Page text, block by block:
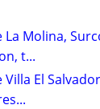
La Molina,
t...
Villa El